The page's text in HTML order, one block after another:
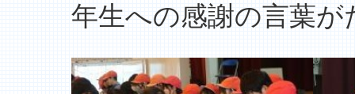
年生への感謝の言葉